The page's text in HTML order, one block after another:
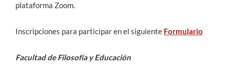
plataforma Zoom.
Inscripciones para participar en el siguiente Formulario
Facultad de Filosofía y Educación